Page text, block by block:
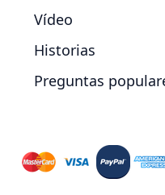
Vídeo
Historias
Preguntas